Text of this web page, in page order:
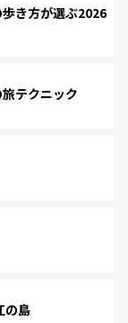
き方が選ぶ2026
テクニック
の島